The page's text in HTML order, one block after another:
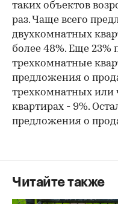
таких объектов
раз. Чаще всего
двухкомнатных
более 48%. Еще 23%
трехкомнатные
предложения о
трехкомнатных
квартирах - 9%.
предложения о
Читайте также